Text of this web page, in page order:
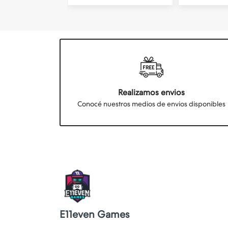
Realizamos envios
Conocé nuestros medios de envios disponibles
E11even Games